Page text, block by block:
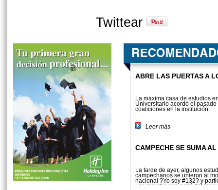
Twittear
ABRE LAS PUERTAS A
La máxima casa de estu­dios
Universitario acordó el
coalicio­nes en la institución.
Leer más
CAMPECHE SE SUMA
La tarde de ayer, algunos
campechanos se unieron al
nacional ?Yo soy #132? y
una marcha que salió del